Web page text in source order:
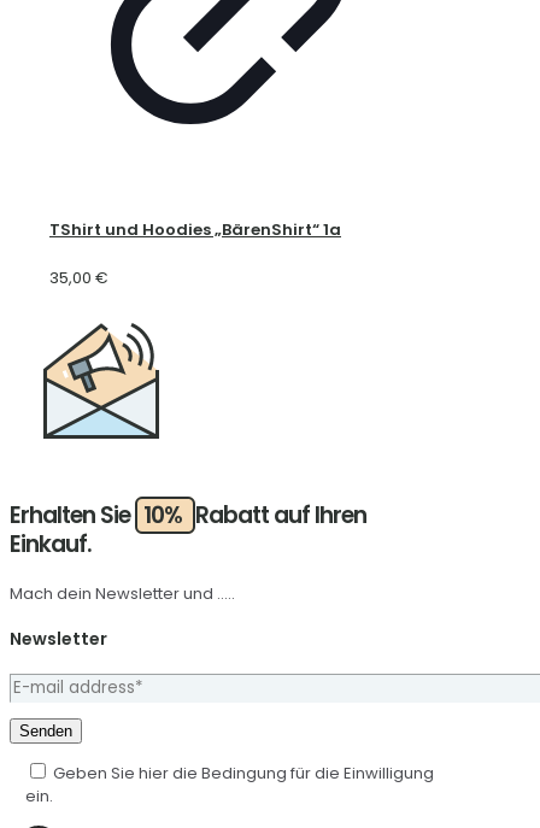
TShirt und Hoodies „BärenShirt“ 1a
35,00 €
Erhalten Sie 10% Rabatt auf Ihren
Einkauf.
Mach dein Newsletter und .....
Newsletter
Geben Sie hier die Bedingung für die Einwilligung
ein.